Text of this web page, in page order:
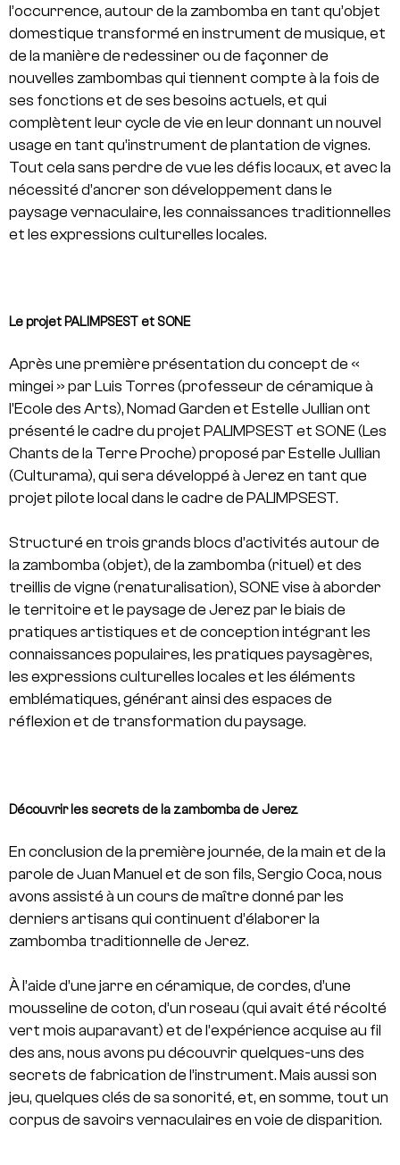
l’occurrence, autour de la zambomba en tant qu’objet
domestique transformé en instrument de musique, et
de la manière de redessiner ou de façonner de
nouvelles zambombas qui tiennent compte à la fois de
ses fonctions et de ses besoins actuels, et qui
complètent leur cycle de vie en leur donnant un nouvel
usage en tant qu’instrument de plantation de vignes.
Tout cela sans perdre de vue les défis locaux, et avec la
nécessité d’ancrer son développement dans le
paysage vernaculaire, les connaissances traditionnelles
et les expressions culturelles locales.
Le projet PALIMPSEST et SONE
Après une première présentation du concept de «
mingei » par Luis Torres (professeur de céramique à
l’Ecole des Arts), Nomad Garden et Estelle Jullian ont
présenté le cadre du projet PALIMPSEST et SONE (Les
Chants de la Terre Proche) proposé par Estelle Jullian
(Culturama), qui sera développé à Jerez en tant que
projet pilote local dans le cadre de PALIMPSEST.
Structuré en trois grands blocs d’activités autour de
la zambomba (objet), de la zambomba (rituel) et des
treillis de vigne (renaturalisation), SONE vise à aborder
le territoire et le paysage de Jerez par le biais de
pratiques artistiques et de conception intégrant les
connaissances populaires, les pratiques paysagères,
les expressions culturelles locales et les éléments
emblématiques, générant ainsi des espaces de
réflexion et de transformation du paysage.
Découvrir les secrets de la zambomba de Jerez
En conclusion de la première journée, de la main et de la
parole de Juan Manuel et de son fils, Sergio Coca, nous
avons assisté à un cours de maître donné par les
derniers artisans qui continuent d’élaborer la
zambomba traditionnelle de Jerez.
À l’aide d’une jarre en céramique, de cordes, d’une
mousseline de coton, d’un roseau (qui avait été récolté
vert mois auparavant) et de l’expérience acquise au fil
des ans, nous avons pu découvrir quelques-uns des
secrets de fabrication de l’instrument. Mais aussi son
jeu, quelques clés de sa sonorité, et, en somme, tout un
corpus de savoirs vernaculaires en voie de disparition.